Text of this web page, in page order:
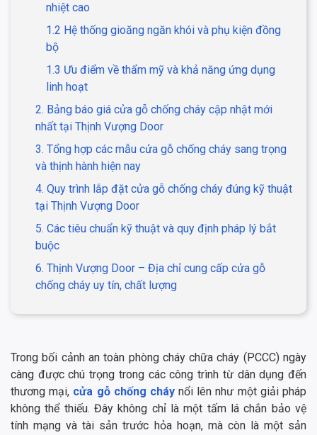
nhiệt cao
1.2 Hệ thống gioăng ngăn khói và phụ kiện đồng
bộ
1.3 Ưu điểm về thẩm mỹ và khả năng ứng dụng
linh hoạt
2. Bảng báo giá cửa gỗ chống cháy cập nhật mới
nhất tại Thịnh Vượng Door
3. Tổng hợp các mẫu cửa gỗ chống cháy sang trọng
và thịnh hành hiện nay
4. Quy trình lắp đặt cửa gỗ chống cháy đúng kỹ thuật
tại Thịnh Vượng Door
5. Các tiêu chuẩn kỹ thuật và quy định pháp lý bắt
buộc
6. Thịnh Vượng Door – Địa chỉ cung cấp cửa gỗ
chống cháy uy tín, chất lượng
Trong bối cảnh an toàn phòng cháy chữa cháy (PCCC) ngày
càng được chú trọng trong các công trình từ dân dụng đến
thương mại, cửa gỗ chống cháynổi lên như một giải pháp
không thể thiếu. Đây không chỉ là một tấm lá chắn bảo vệ
tính mạng và tài sản trước hỏa hoạn, mà còn là một sản